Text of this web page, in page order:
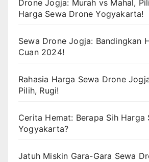
Drone Jogja: Murah vs Mahal,
Harga Sewa Drone Yogyakarta!
Sewa Drone Jogja: Bandingkan
Cuan 2024!
Rahasia Harga Sewa Drone
Pilih, Rugi!
Cerita Hemat: Berapa Sih Harga
Yogyakarta?
Jatuh Miskin Gara-Gara Sewa